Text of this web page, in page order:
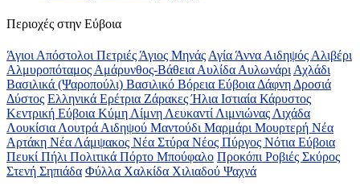
Περιοχές στην Εύβοια
Άγιοι Απόστολοι Πετριές Άγιος Μηνάς Αγία Άννα Αιδηψός Αλιβέρι
Αλμυροπόταμος Αμάρυνθος-Βάθεια Αυλίδα Αυλωνάρι Αχλάδι
Βασιλικά (Ψαροπούλι) Βασιλικό Βόρεια Εύβοια Δάφνη Δροσιά
Δύστος Ελληνικά Ερέτρια ΖάρακεςΉλια Ιστιαία Κάρυστος
Κεντρική Εύβοια Κύμη Λίμνη Λευκαντί Λιμνιώνας Λιχάδα
Λουκίσια Λουτρά Αιδηψού Μαντούδι Μαρμάρι Μουρτερή Νέα
Αρτάκη Νέα Λάμψακος Νέα Στύρα Νέος Πύργος Νότια Εύβοια
Πευκί Πήλι Πολιτικά Πόρτο Μπούφαλο Προκόπι Ροβιές Σκύρος
Στενή Σηπιάδα Φύλλα Χαλκίδα Χιλιαδού Ψαχνά